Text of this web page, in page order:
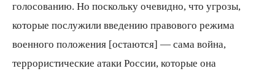
голосованию. Но поскольку очевидно, что угрозы,
которые послужили введению правового режима
военного положения [остаются] — сама война,
террористические атаки России, которые она